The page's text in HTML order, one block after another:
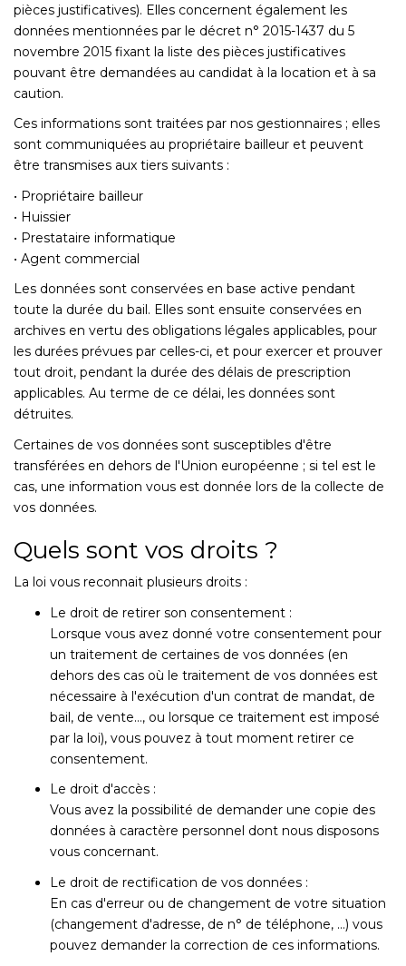
pièces justificatives). Elles concernent également les
données mentionnées par le décret n° 2015-1437 du 5
novembre 2015 fixant la liste des pièces justificatives
pouvant être demandées au candidat à la location et à sa
caution.
Ces informations sont traitées par nos gestionnaires ; elles
sont communiquées au propriétaire bailleur et peuvent
être transmises aux tiers suivants :
• Propriétaire bailleur
• Huissier
• Prestataire informatique
• Agent commercial
Les données sont conservées en base active pendant
toute la durée du bail. Elles sont ensuite conservées en
archives en vertu des obligations légales applicables, pour
les durées prévues par celles-ci, et pour exercer et prouver
tout droit, pendant la durée des délais de prescription
applicables. Au terme de ce délai, les données sont
détruites.
Certaines de vos données sont susceptibles d'être
transférées en dehors de l'Union européenne ; si tel est le
cas, une information vous est donnée lors de la collecte de
vos données.
Quels sont vos droits ?
La loi vous reconnait plusieurs droits :
Le droit de retirer son consentement :
Lorsque vous avez donné votre consentement pour
un traitement de certaines de vos données (en
dehors des cas où le traitement de vos données est
nécessaire à l'exécution d'un contrat de mandat, de
bail, de vente…, ou lorsque ce traitement est imposé
par la loi), vous pouvez à tout moment retirer ce
consentement.
Le droit d'accès :
Vous avez la possibilité de demander une copie des
données à caractère personnel dont nous disposons
vous concernant.
Le droit de rectification de vos données :
En cas d'erreur ou de changement de votre situation
(changement d'adresse, de n° de téléphone, …) vous
pouvez demander la correction de ces informations.